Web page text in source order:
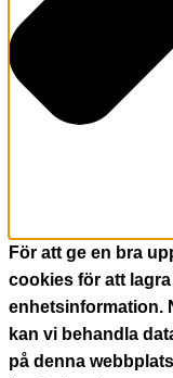
För att ge en bra
cookies för att
enhetsinformation.
kan vi behandla
på denna